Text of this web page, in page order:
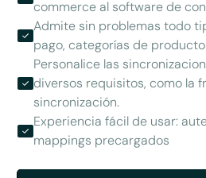
commerce al software de
Admite sin problemas todo
pago, categorías de
Personalice las
diversos requisitos, como la
sincronización.
Experiencia fácil de usar:
mappings precargados